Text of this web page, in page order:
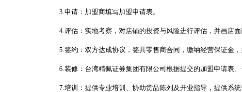
3.申请：加盟商填写加盟申请表。
4.评估：实地考察，对店铺的投资与风险进行评估，并画店
5.签约：双方达成协议，签具零售商合同，缴纳经营保证金，
6.装修：台湾精佩证券集团有限公司根据提交的加盟申请表、
7.培训：提供专业培训、协助货品陈列及开业指导，提供系统